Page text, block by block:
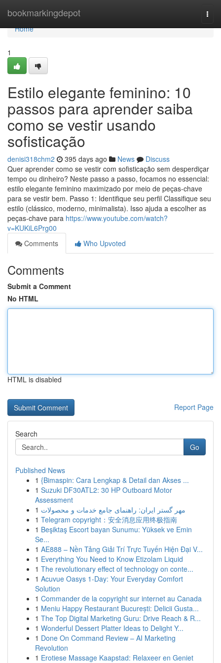
bookmarkingdepot
Home
Home
1
Estilo elegante feminino: 10
passos para aprender saiba
como se vestir usando
sofisticação
denisi318chm2 395 days ago News
Discuss
Quer aprender como se vestir com sofisticação sem desperdiçar
tempo ou dinheiro? Neste passo a passo, focamos no essencial:
estilo elegante feminino maximizado por meio de peças‑chave
para se vestir bem. Passo 1: Identifique seu perfil Classifique seu
estilo (clássico, moderno, minimalista). Isso ajuda a escolher as
peças‑chave para https://www.youtube.com/watch?
v=KUKiL6Prg00
Comments
Who Upvoted
Comments
Submit a Comment
No HTML
HTML is disabled
Report Page
Search
Go
Published News
1 {Bimaspin: Cara Lengkap & Detail dan Akses ...
1 Suzuki DF30ATL2: 30 HP Outboard Motor
Assessment
1 مهر گستر ایران: راهنمای جامع خدمات و محصولات
1 Telegram copyright：安全消息应用终极指南
1 Beşiktaş Escort bayan Sunumu: Yüksek ve Emin
Se...
1 AE888 – Nền Tảng Giải Trí Trực Tuyến Hiện Đại V...
1 Everything You Need to Know Etizolam Liquid
1 The revolutionary effect of technology on conte...
1 Acuvue Oasys 1-Day: Your Everyday Comfort
Solution
1 Commander de la copyright sur internet au Canada
1 Meniu Happy Restaurant București: Delicii Gusta...
1 The Top Digital Marketing Guru: Drive Reach & R...
1 Wonderful Dessert Platter Ideas to Delight Y...
1 Done On Command Review – AI Marketing
Revolution
1 Erotiese Massage Kaapstad: Relaxeer en Geniet